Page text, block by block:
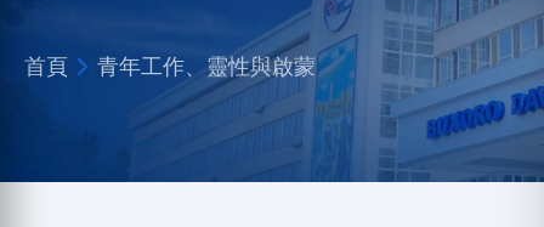
首頁 青年工作、靈性與啟蒙